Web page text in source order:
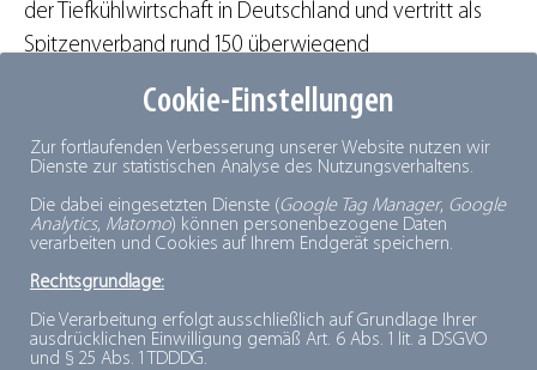
Cookie-Einstellungen
Zur fortlaufenden Verbesserung unserer Website nutzen wir
Dienste zur statistischen Analyse des Nutzungsverhaltens.
Die dabei eingesetzten Dienste (Google Tag Manager, Google
Analytics, Matomo) können personenbezogene Daten
verarbeiten und Cookies auf Ihrem Endgerät speichern.
Rechtsgrundlage:
Die Verarbeitung erfolgt ausschließlich auf Grundlage Ihrer
ausdrücklichen Einwilligung gemäß Art. 6 Abs. 1 lit. a DSGVO
und § 25 Abs. 1 TDDDG.
der Tiefkühlwirtschaft in Deutschland und vertritt als
Spitzenverband rund 150 überwiegend
Tiefkühlkette, von Industrie über Logistik und Handel.
Die Tiefkühlwirtschaft, mit einem Gesamtumsatz von
über 22 Milliarden Euro einer der wichtigsten Zweige
der Lebensmittelindustrie, versorgt täglich rund 83
Millionen Menschen mit frischen, tiefgekühlten
Lebensmitteln. 2024 stieg der Pro-Kopf-Verbrauch von
Tiefkühlprodukten in Deutschland lautdti-
Absatzstatistik auf einen Rekordwert von 50 kg. Der